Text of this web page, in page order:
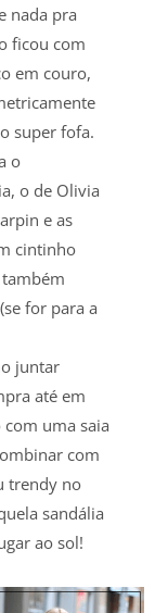
nada pra
ficou com
em couro,
super fofa.
o
o de Olivia
e as
cintinho
for para a
juntar
até em
uma saia
com
trendy no
sandália
ao sol!